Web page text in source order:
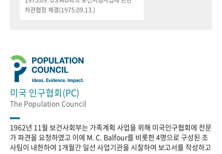
차관협정 체결(1975.09.13.)
미국 인구협회(PC)
The Population Council
1962년 11월 보건사회부는 가족계획 사업을 위해 미국인구협회에 전문
가 파견을 요청하였고 이에 M. C. Balfour를 비롯한 4명으로 구성된 조
사팀이 내한하여 1개월간 일선 사업기관을 시찰하여 보고서를 작성하고